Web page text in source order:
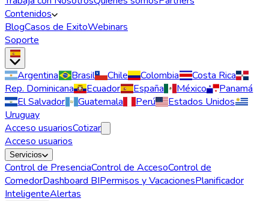
Contenidos
BlogCasos de ExitoWebinars
Soporte
Argentina Brasil Chile Colombia
Costa Rica
Rep. Dominicana
Ecuador España México
Panamá
El Salvador
Guatemala Perú
Estados Unidos
Uruguay
Acceso usuariosCotizar
Acceso usuarios
Servicios
Control de PresenciaControl de AccesoControl de
ComedorDashboard BIPermisos y VacacionesPlanificador
InteligenteAlertas